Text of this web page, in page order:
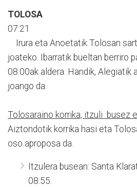
TOLOSA
07:21
Irura eta Anoetatik Tolosan
joateko. Ibarratik bueltan berriro
08:00ak aldera. Handik, Alegiatik
joango da.
Tolosaraino korrika, itzuli busez
Aiztondotik korrika hasi eta
oso aproposa da.
Itzulera busean: Santa
08:55.